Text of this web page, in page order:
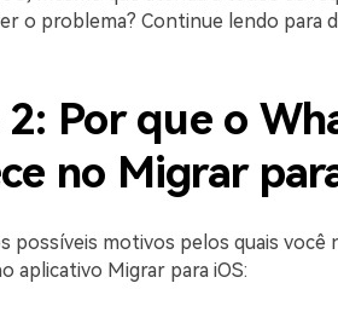
o problema? Continue lendo para
Por que o
no Migrar
possíveis motivos pelos quais
aplicativo Migrar para iOS: